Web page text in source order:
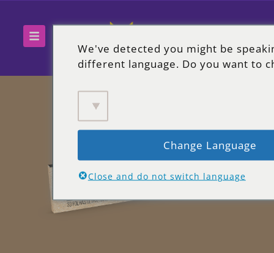
We've detected you might be
different language. Do you want to
Change Language
Close and do not switch language